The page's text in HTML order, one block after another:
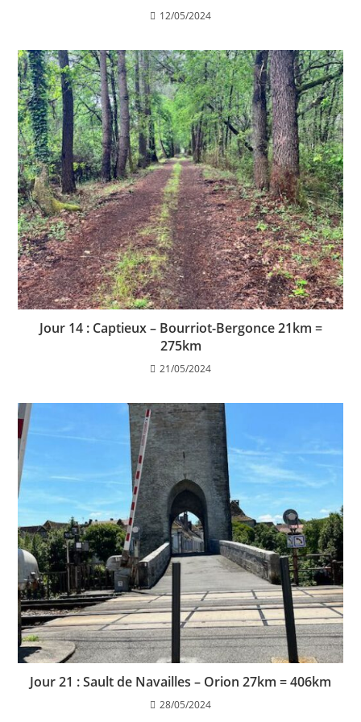
12/05/2024
Jour 14 : Captieux – Bourriot-Bergonce 21km =
275km
21/05/2024
Jour 21 : Sault de Navailles – Orion 27km = 406km
28/05/2024